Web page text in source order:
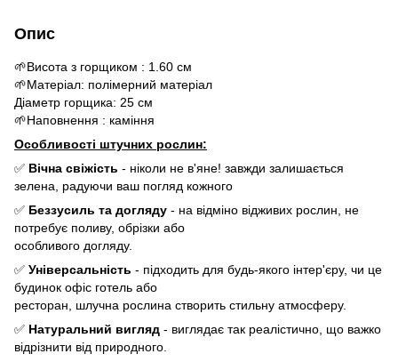
Опис
🌱Висота з горщиком : 1.60 см
🌱Матеріал: полімерний матеріал
Діаметр горщика: 25 см
🌱Наповнення : каміння
Особливості штучних рослин:
✅ Вічна свіжість - ніколи не в'яне! завжди залишається
зелена, радуючи ваш погляд кожного
✅ Беззусиль та догляду - на відміно відживих рослин, не
потребує поливу, обрізки або
особливого догляду.
✅ Універсальність - підходить для будь-якого інтер'єру, чи це
будинок офіс готель або
ресторан, шлучна рослина створить стильну атмосферу.
✅ Натуральний вигляд - виглядає так реалістично, що важко
відрізнити від природного.